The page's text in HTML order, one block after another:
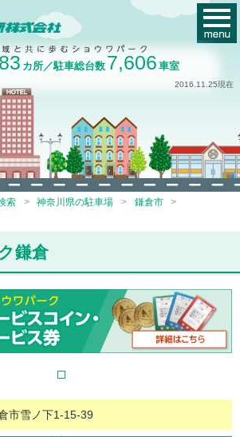
カ所／駐車総台数 7,606 車室
2016.11.25現在
索 神奈川県の駐車場
鎌倉市
鎌倉
市雪ノ下1-15-39